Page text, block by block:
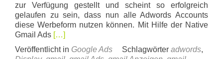
zur Verfügung gestellt und scheint so erfolgreich
gelaufen zu sein, dass nun alle Adwords Accounts
diese Werbeform nutzen können. Mit Hilfe der Native
Gmail Ads Read
about
[…]
Veröffentlicht in Google Ads Schlagwörter adwords,